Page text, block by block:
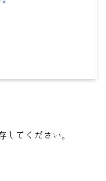
してください。